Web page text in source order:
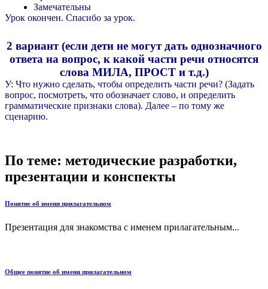
Замечательны
Урок окончен. Спасибо за урок.
2 вариант (если дети не могут дать однозначного
ответа на вопрос, к какой части речи относятся
слова МИЛА, ПРОСТ и т.д.)
У: Что нужно сделать, чтобы определить части речи? (Задать
вопрос, посмотреть, что обозначает слово, и определить
грамматические признаки слова). Далее – по тому же
сценарию.
По теме: методические разработки,
презентации и конспекты
Понятие об имени прилагательном
Презентация для знакомства с именем прилагательным...
Общее понятие об имени прилагательном